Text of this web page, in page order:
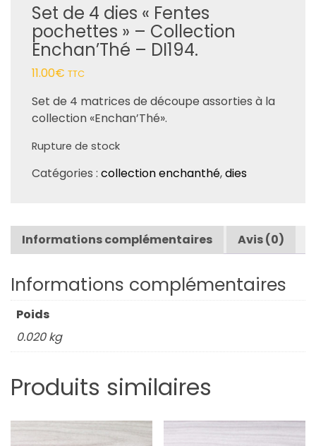
Set de 4 dies « Fentes
pochettes » – Collection
Enchan’Thé – DI194.
11.00€ TTC
Set de 4 matrices de découpe assorties à la
collection «Enchan’Thé».
Rupture de stock
Catégories : collection enchanthé,dies
Informations complémentaires Avis (0)
Informations complémentaires
Poids
0.020 kg
Produits similaires